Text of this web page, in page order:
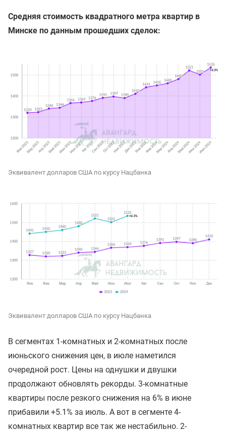
Средняя стоимость квадратного метра квартир в
Минске по данным прошедших сделок:
Эквивалент долларов США по курсу Нацбанка
Эквивалент долларов США по курсу Нацбанка
В сегментах 1-комнатных и 2-комнатных после
июньского снижения цен, в июле наметился
очередной рост. Цены на однушки и двушки
продолжают обновлять рекорды. 3-комнатные
квартиры после резкого снижения на 6% в июне
прибавили +5.1% за июль. А вот в сегменте 4-
комнатных квартир все так же нестабильно. 2-